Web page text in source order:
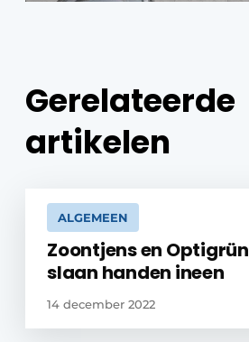
Gerelateerde
artikelen
ALGEMEEN
Zoontjens en Optigrün
slaan handen ineen
14 december 2022